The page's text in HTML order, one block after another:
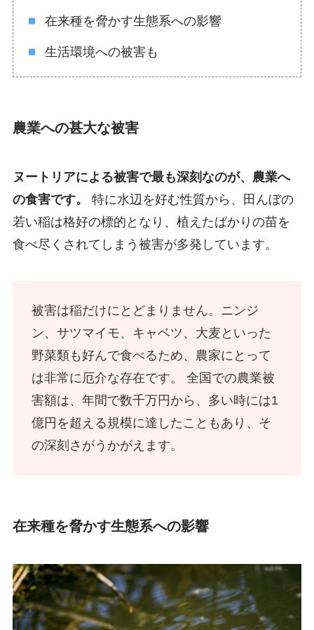
在来種を脅かす生態系への影響
生活環境への被害も
農業への甚大な被害
ヌートリアによる被害で最も深刻なのが、農業へ
の食害です。 特に水辺を好む性質から、田んぼの
若い稲は格好の標的となり、植えたばかりの苗を
食べ尽くされてしまう被害が多発しています。
被害は稲だけにとどまりません。ニンジ
ン、サツマイモ、キャベツ、大麦といった
野菜類も好んで食べるため、農家にとって
は非常に厄介な存在です。 全国での農業被
害額は、年間で数千万円から、多い時には1
億円を超える規模に達したこともあり、そ
の深刻さがうかがえます。
在来種を脅かす生態系への影響